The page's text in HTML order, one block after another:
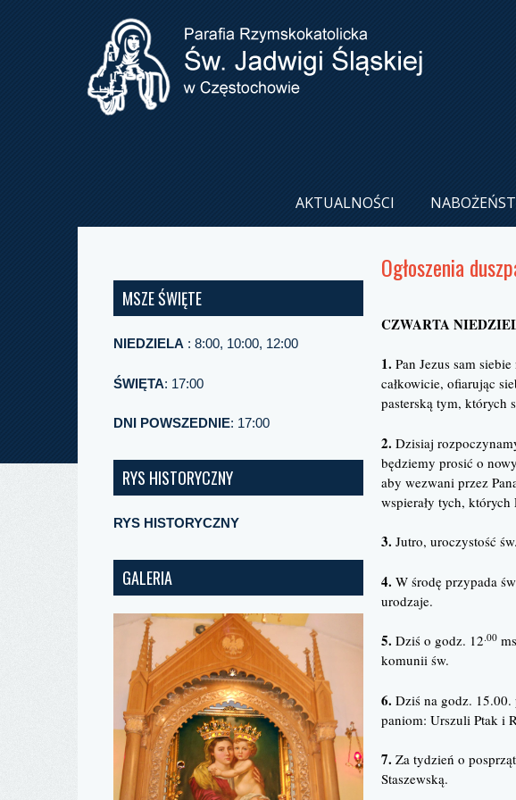
AKTUALNOŚCI
MSZE ŚWIĘTE
NIEDZIELA : 8:00, 10:00, 12:00
ŚWIĘTA: 17:00
DNI POWSZEDNIE: 17:00
RYS HISTORYCZNY
RYS HISTORYCZNY
GALERIA
Ogłoszenia
CZWARTA
1. Pan Jezus sam
całkowicie, ofiarując
pasterską tym, których
2. Dzisiaj
będziemy prosić o
aby wezwani przez
wspierały tych, których
3. Jutro, uroczystość
4. W środę przypada
urodzaje.
5. Dziś o godz. 12.00
komunii św.
6. Dziś na godz.
paniom: Urszuli Ptak i
7. Za tydzień o
Staszewską.